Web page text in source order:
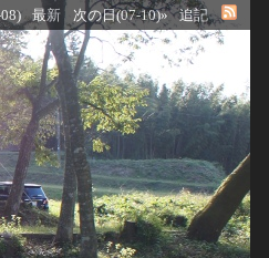
最新 次の日(07-10)» 追記